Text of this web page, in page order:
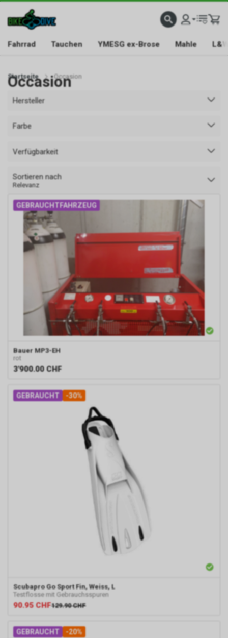
Fahrrad Tauchen YMESG ex-Brose Mahle
Startseite Occasion
Occasion
Hersteller
Farbe
Verfügbarkeit
Sortieren nach
Relevanz
GEBRAUCHTFAHRZEUG
Bauer MP3-EH
rot
3'900.00 CHF
GEBRAUCHT -30%
Scubapro Go Sport Fin, Weiss, L
Testflosse mit Gebrauchsspuren
90.95 CHF129.90 CHF
GEBRAUCHT -20%